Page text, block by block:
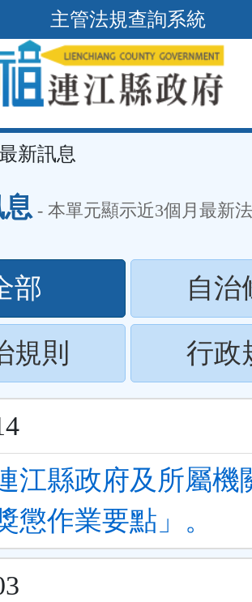
主管法規查詢系統
新訊息
- 本單元顯示近3個月最新
部
按
下
ENTER
查
看
清
自治
規則
按
ENTER
查
看
行政
江縣政府及所屬機
懲作業要點」。